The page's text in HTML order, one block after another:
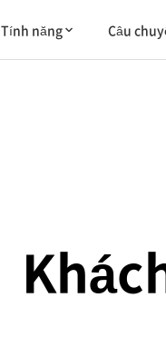
Tính năng Câu